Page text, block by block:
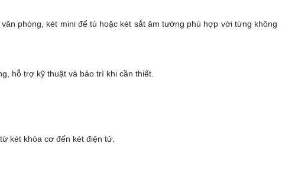
phòng, két mini để tủ hoặc két sắt âm tường phù hợp với từng không
hỗ trợ kỹ thuật và bảo trì khi cần thiết.
két khóa cơ đến két điện tử.